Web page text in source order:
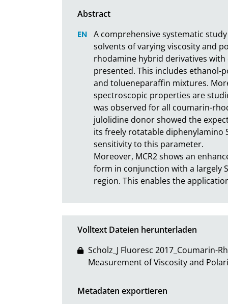
A comprehensive systematic
solvents of varying viscosity and
rhodamine hybrid derivatives
presented. This includes ethanol-
and tolueneparaffin mixtures.
spectroscopic properties are
was observed for all coumarin-
julolidine donor showed the
its freely rotatable
sensitivity to this parameter.
Moreover, MCR2 shows an
form in conjunction with a largely
region. This enables the
Volltext Dateien herunterladen
Scholz_J Fluoresc 2017_Coumarin-
Measurement of Viscosity and
Metadaten exportieren